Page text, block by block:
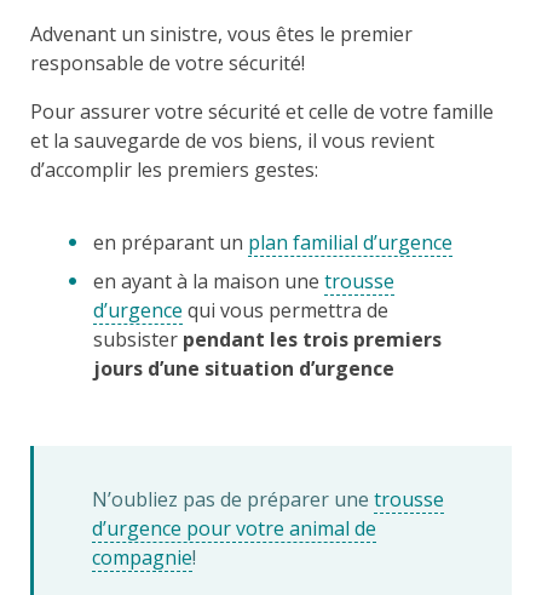
Advenant un sinistre, vous êtes le premier
responsable de votre sécurité!
Pour assurer votre sécurité et celle de votre famille
et la sauvegarde de vos biens, il vous revient
d’accomplir les premiers gestes:
en préparant un plan familial d’urgence
en ayant à la maison une trousse
d’urgence qui vous permettra de
subsister pendant les trois premiers
jours d’une situation d’urgence
N’oubliez pas de préparer une trousse
d’urgence pour votre animal de
compagnie!